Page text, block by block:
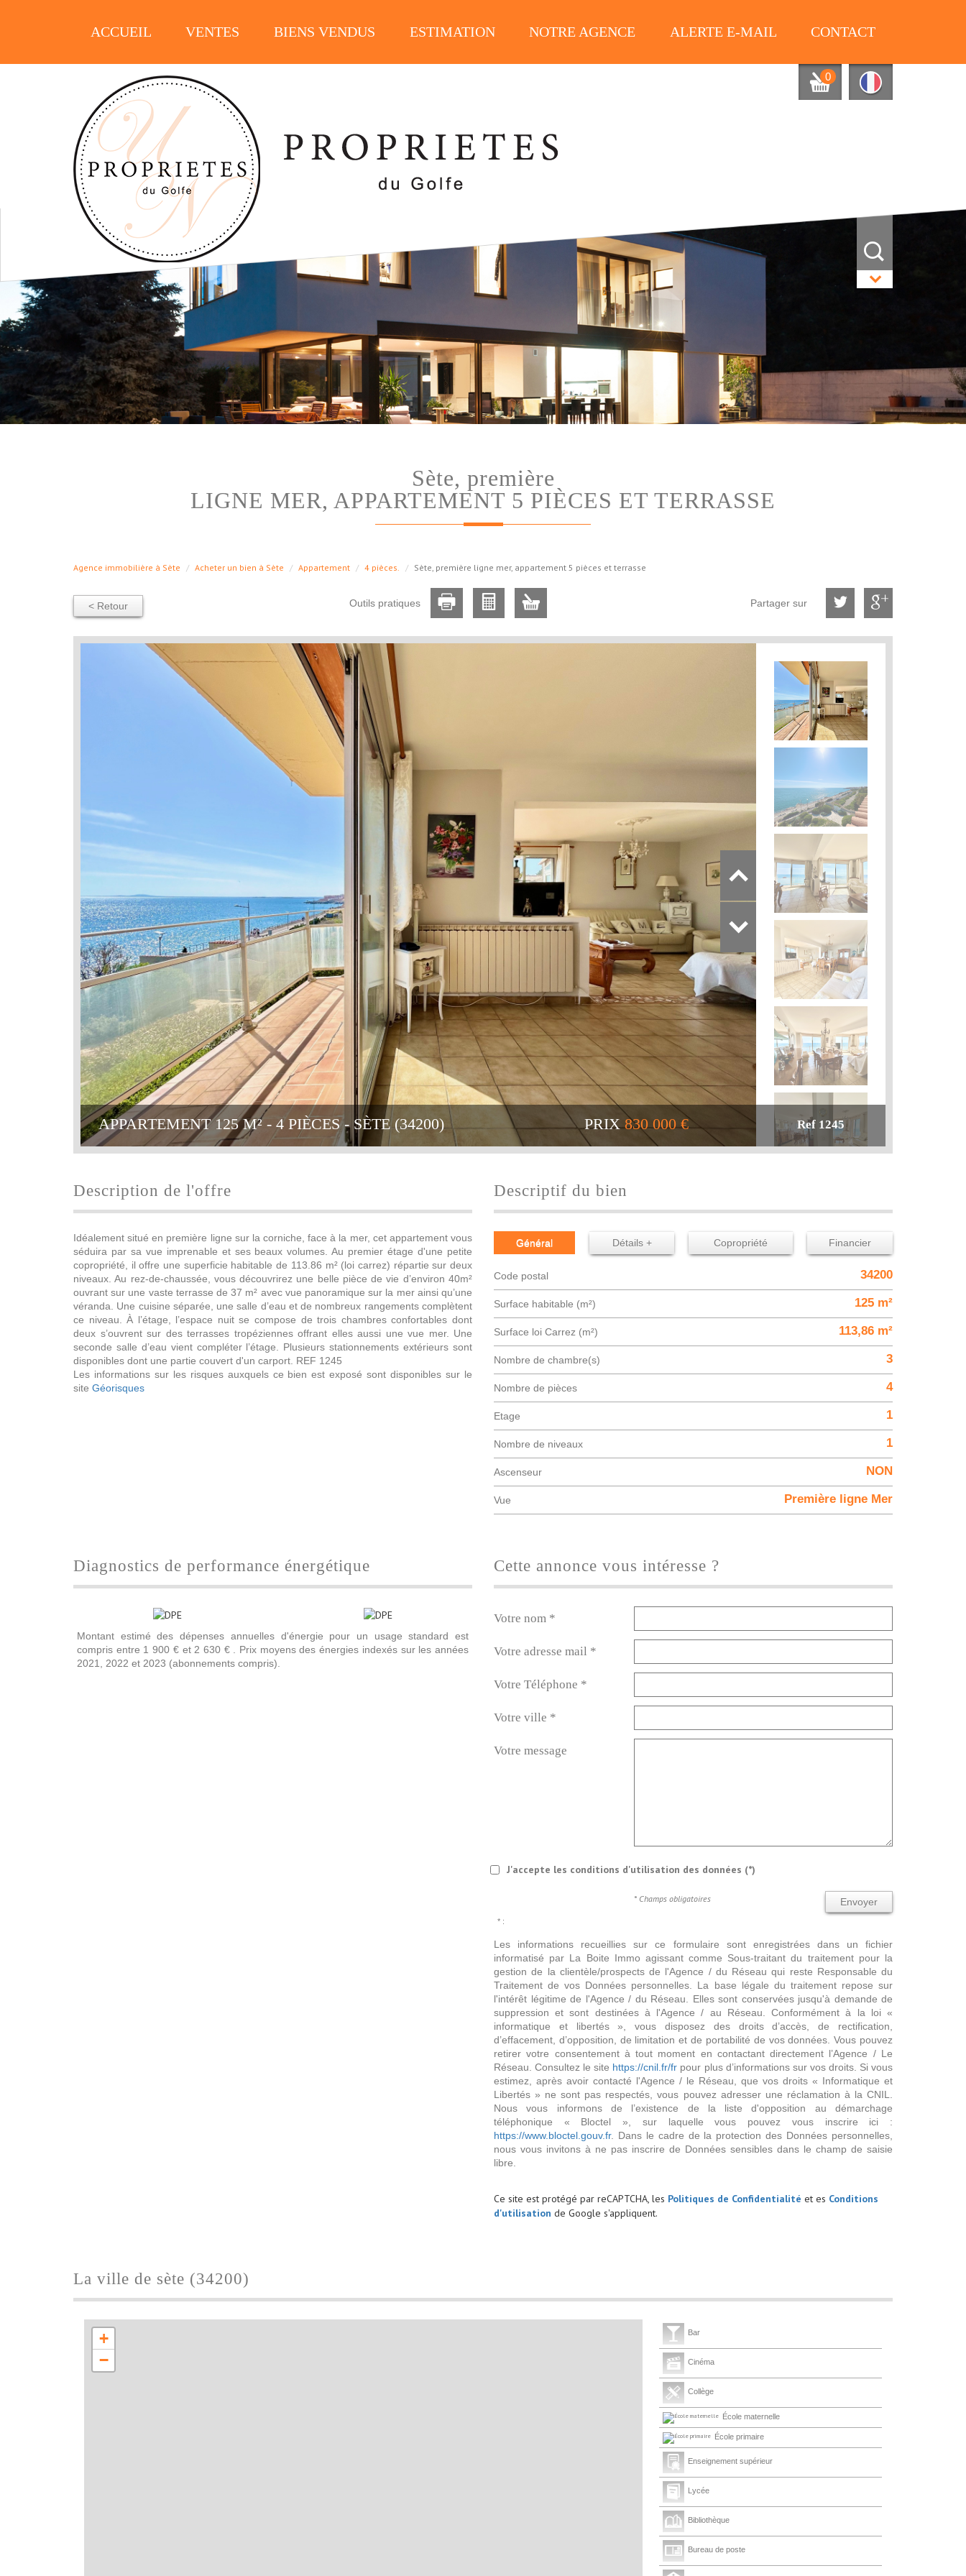
ACCUEIL VENTES BIENS VENDUS ESTIMATION NOTRE AGENCE ALERTE E-MAIL CONTACT
0
sète, première
LIGNE MER, APPARTEMENT 5 PIÈCES ET TERRASSE
Agence immobilière à Sète Acheter un bien à Sète Appartement 4 pièces. Sète, première ligne mer, appartement 5 pièces et terrasse
< Retour Outils pratiques Partager sur
APPARTEMENT 125 M² - 4 PIÈCES - SÈTE (34200) PRIX830 000 € Ref 1245
description de l'offre
Idéalement situé en première ligne sur la corniche, face à la mer, cet appartement vous
séduira par sa vue imprenable et ses beaux volumes. Au premier étage d'une petite
copropriété, il offre une superficie habitable de 113.86 m² (loi carrez) répartie sur deux
niveaux. Au rez-de-chaussée, vous découvrirez une belle pièce de vie d’environ 40m²
ouvrant sur une vaste terrasse de 37 m² avec vue panoramique sur la mer ainsi qu’une
véranda. Une cuisine séparée, une salle d’eau et de nombreux rangements complètent
ce niveau. À l’étage, l’espace nuit se compose de trois chambres confortables dont
deux s’ouvrent sur des terrasses tropéziennes offrant elles aussi une vue mer. Une
seconde salle d’eau vient compléter l’étage. Plusieurs stationnements extérieurs sont
disponibles dont une partie couvert d'un carport. REF 1245
Les informations sur les risques auxquels ce bien est exposé sont disponibles sur le
site Géorisques
descriptif du bien
Général Détails + Copropriété Financier
Code postal 34200
Surface habitable (m²) 125 m²
Surface loi Carrez (m²) 113,86 m²
Nombre de chambre(s) 3
Nombre de pièces 4
Etage 1
Nombre de niveaux 1
Ascenseur NON
Vue Première ligne Mer
diagnostics de performance énergétique
Montant estimé des dépenses annuelles d'énergie pour un usage standard est
compris entre 1 900 € et 2 630 € . Prix moyens des énergies indexés sur les années
2021, 2022 et 2023 (abonnements compris).
cette annonce vous intéresse ?
Votre nom *
Votre adresse mail *
Votre Téléphone *
Votre ville *
Votre message
J'accepte les conditions d'utilisation des données (*)
Envoyer
* Champs obligatoires
* :
Les informations recueillies sur ce formulaire sont enregistrées dans un fichier
informatisé par La Boite Immo agissant comme Sous-traitant du traitement pour la
gestion de la clientèle/prospects de l'Agence / du Réseau qui reste Responsable du
Traitement de vos Données personnelles. La base légale du traitement repose sur
l'intérêt légitime de l'Agence / du Réseau. Elles sont conservées jusqu'à demande de
suppression et sont destinées à l'Agence / au Réseau. Conformément à la loi «
informatique et libertés », vous disposez des droits d’accès, de rectification,
d’effacement, d’opposition, de limitation et de portabilité de vos données. Vous pouvez
retirer votre consentement à tout moment en contactant directement l’Agence / Le
Réseau. Consultez le site https://cnil.fr/fr pour plus d’informations sur vos droits. Si vous
estimez, après avoir contacté l'Agence / le Réseau, que vos droits « Informatique et
Libertés » ne sont pas respectés, vous pouvez adresser une réclamation à la CNIL.
Nous vous informons de l’existence de la liste d'opposition au démarchage
téléphonique « Bloctel », sur laquelle vous pouvez vous inscrire ici :
https://www.bloctel.gouv.fr. Dans le cadre de la protection des Données personnelles,
nous vous invitons à ne pas inscrire de Données sensibles dans le champ de saisie
libre.
Ce site est protégé par reCAPTCHA, les Politiques de Confidentialité et es Conditions
d'utilisation de Google s'appliquent.
la ville de sète (34200)
+
−
Bar
Cinéma
Collège
École maternelle
École primaire
Enseignement supérieur
Lycée
Bibliothèque
Bureau de poste